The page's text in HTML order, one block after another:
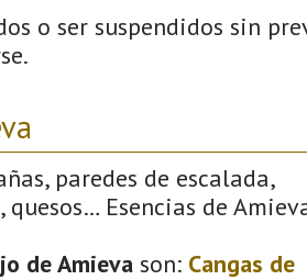
o ser suspendidos sin
paredes de escalada,
Esencias de
de Amieva son: Cangas de